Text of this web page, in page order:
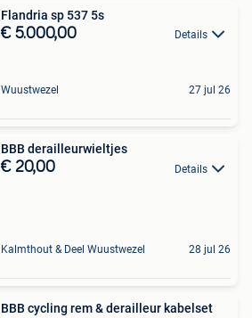
Flandria sp 537 5s
€ 5.000,00 Details
Wuustwezel 27 jul 26
BBB derailleurwieltjes
€ 20,00 Details
Kalmthout & Deel Wuustwezel 28 jul 26
BBB cycling rem & derailleur kabelset